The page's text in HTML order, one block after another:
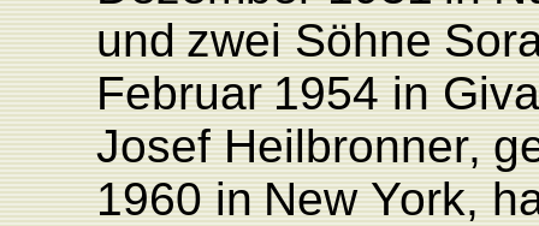
und zwei Söhne
Februar 1954 in
Josef Heilbronner,
1960 in New York,